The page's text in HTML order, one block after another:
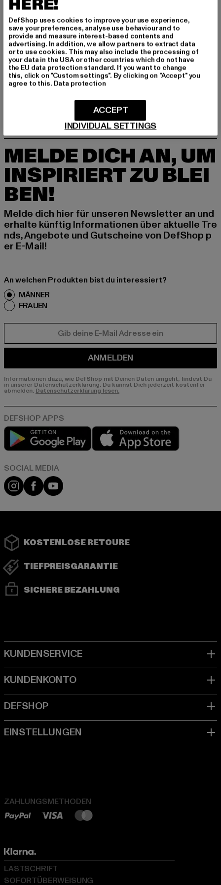
GRÖSSE & PASSFORM
PFLEGEHINWEISE
LIEFERUNG & RÜCKGABE
MELDE DICH AN, UM
INSPIRIERT ZU BLEI
BEN!
Melde dich hier für unseren Newsletter an und
erhalte künftig Informationen über aktuelle Tre
nds, Angebote und Gutscheine von DefShop p
er E-Mail!
An welchen Produkten bist du interessiert?
MÄNNER
FRAUEN
ANMELDEN
Informationen dazu, wie DefShop mit Deinen Daten umgeht, findest Du
in unserer Datenschutzerklärung. Du kannst Dich jederzeit kostenfei
abmelden. Datenschutzerklärung lesen.
Play market
Instagram
FacebookYouTube
KOSTENLOSE RETOURE
TIEFPREISGARANTIE
SICHERE BEZAHLUNG
ZAHLUNGSMETHODEN
LASTSCHRIFT
SOFORTÜBERWEISUNG
HERE!
DefShop uses cookies to improve your use experience,
save your preferences, analyse use behaviour and to
provide and measure interest-based contents and
advertising. In addition, we allow partners to extract data
or to use cookies. This may also include the processing of
your data in the USA or other countries which do not have
the EU data protection standard. If you want to change
this, click on "Custom settings". By clicking on "Accept" you
agree to this. Data protection
INDIVIDUAL SETTINGS
ACCEPT